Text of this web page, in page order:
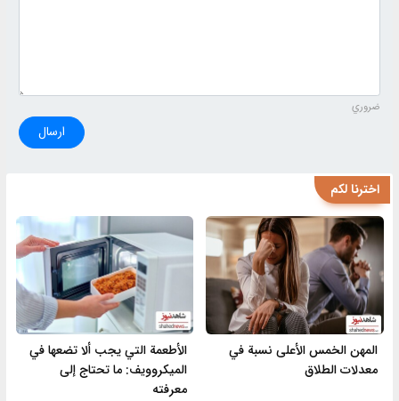
ضروري
ارسال
اخترنا لكم
المهن الخمس الأعلى نسبة في
معدلات الطلاق
الأطعمة التي يجب ألا تضعها في
الميكروويف: ما تحتاج إلى
معرفته